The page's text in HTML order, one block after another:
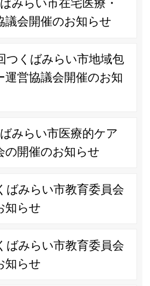
みらい市在宅医療・
議会開催のお知らせ
つくばみらい市地域包
運営協議会開催のお知
みらい市医療的ケア
の開催のお知らせ
ばみらい市教育委員会
知らせ
ばみらい市教育委員会
知らせ